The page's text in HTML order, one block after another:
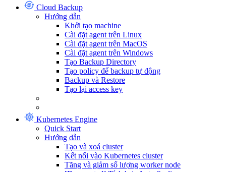
Cloud Backup
Hướng dẫn
Khởi tạo machine
Cài đặt agent trên Linux
Cài đặt agent trên MacOS
Cài đặt agent trên Windows
Tạo Backup Directory
Tạo policy để backup tự động
Backup và Restore
Tạo lại access key
Kubernetes Engine
Quick Start
Hướng dẫn
Tạo và xoá cluster
Kết nối vào Kubernetes cluster
Tăng và giảm số lượng worker node